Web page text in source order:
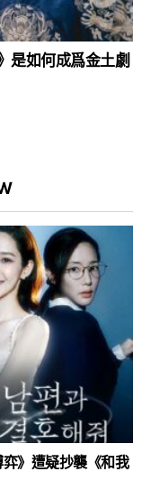
是如何成爲金土劇
》遭疑抄襲《和我